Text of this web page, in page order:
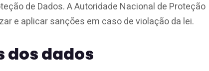
de Dados. A Autoridade Nacional de Proteção
e aplicar sanções em caso de violação da lei.
dos dados